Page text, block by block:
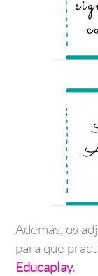
Además, os
para que
Educaplay.